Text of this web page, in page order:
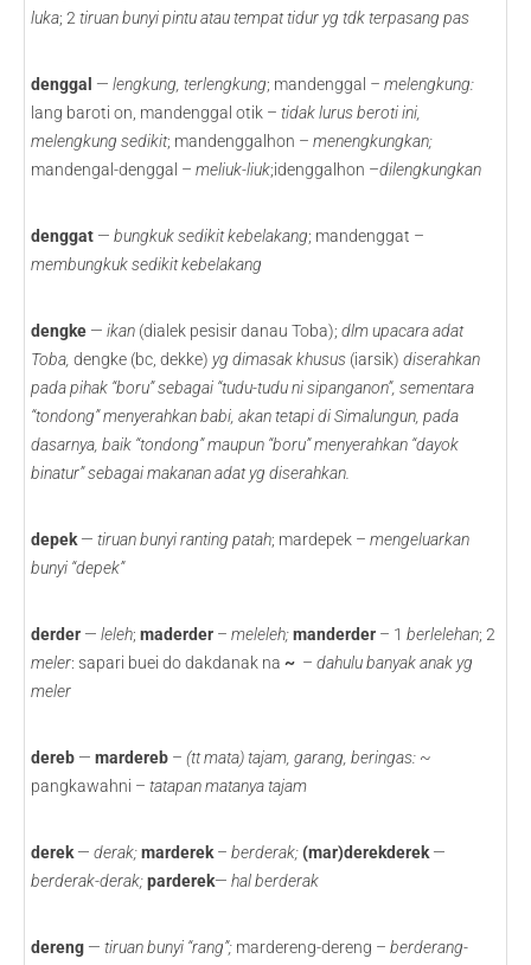
luka; 2 tiruan bunyi pintu atau tempat tidur yg tdk terpasang pas
denggal — lengkung, terlengkung; mandenggal – melengkung:
lang baroti on, mandenggal otik – tidak lurusberoti ini,
melengkung sedikit; mandenggalhon – menengkungkan;
mandengal-denggal – meliuk-liuk;idenggalhon –dilengkungkan
denggat — bungkuk sedikit kebelakang; mandenggat –
membungkuk sedikit kebelakang
dengke — ikan (dialek pesisir danau Toba); dlm upacara adat
Toba, dengke (bc, dekke) yg dimasak khusus (iarsik) diserahkan
pada pihak “boru” sebagai “tudu-tudu ni sipanganon”, sementara
“tondong” menyerahkan babi, akan tetapi di Simalungun, pada
dasarnya, baik “tondong” maupun “boru” menyerahkan “dayok
binatur” sebagai makanan adat yg diserahkan.
depek — tiruan bunyi ranting patah; mardepek – mengeluarkan
bunyi “depek”
derder — leleh; maderder – meleleh;manderder – 1 berlelehan; 2
meler: sapari buei do dakdanak na ~ – dahulu banyak anak yg
meler
dereb — mardereb – (tt mata) tajam, garang, beringas: ~
pangkawahni – tatapan matanya tajam
derek — derak;marderek – berderak; (mar)derekderek —
berderak-derak;parderek— hal berderak
dereng — tiruan bunyi “rang”; mardereng-dereng – berderang-